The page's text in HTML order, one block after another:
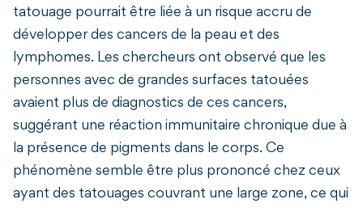
tatouage pourrait être liée à un risque accru de
développer des cancers de la peau et des
lymphomes. Les chercheurs ont observé que les
personnes avec de grandes surfaces tatouées
avaient plus de diagnostics de ces cancers,
suggérant une réaction immunitaire chronique due à
la présence de pigments dans le corps. Ce
phénomène semble être plus prononcé chez ceux
ayant des tatouages couvrant une large zone, ce qui